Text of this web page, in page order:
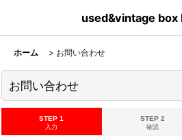
used&vintage box
ホーム > お問い合わせ
お問い合わせ
STEP 1
入力
STEP 2
確認